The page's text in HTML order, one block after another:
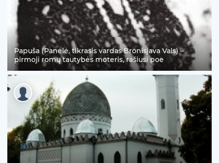
Papuša (Panelė, tikrasis vardas Bronisjava Vals) –
pirmoji romų tautybės moteris, rašiusi poe